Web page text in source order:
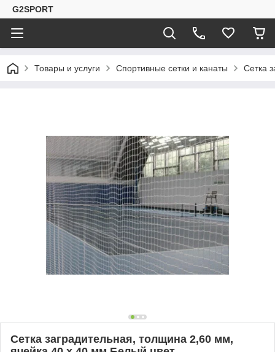
G2SPORT
Товары и услуги Спортивные сетки и канаты Сетка
Сетка заградительная, толщина 2,60 мм,